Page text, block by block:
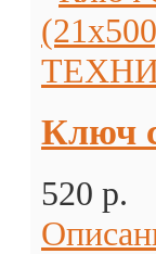
Ключ
520 p.